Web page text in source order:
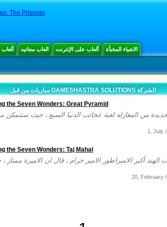
The Prisoner
العاب مجانيه ألعاب على الإنترنت الاشياء المخبأة
مباريات من قبل GAMESHASTRA SOLUTIONS الشركة
the Seven Wonders: Great Pyramid
1, July /
the Seven Wonders: Taj Mahal
20, February /